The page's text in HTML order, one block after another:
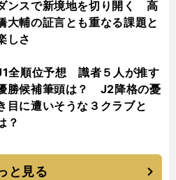
ンスで新境地を切り開く 高
大輔の証言とも重なる課題と
しさ
全順位予想 識者５人が推す
勝候補筆頭は？ J2降格の憂
目に遭いそうな３クラブと
？
と見る